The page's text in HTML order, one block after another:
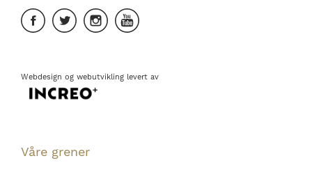
Webdesign og webutvikling levert av
Våre grener